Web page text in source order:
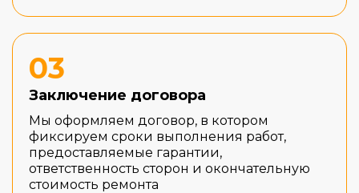
03
Заключение договора
Мы оформляем договор, в котором
фиксируем сроки выполнения работ,
предоставляемые гарантии,
ответственность сторон и окончательную
стоимость ремонта